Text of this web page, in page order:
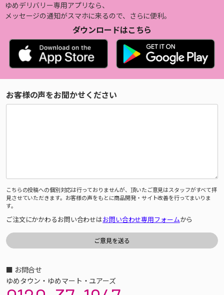
ゆめデリバリー専用アプリなら、
メッセージの通知がスマホに来るので、さらに便利。
ダウンロードはこちら
お客様の声をお聞かせください
こちらの投稿への個別対応は行っておりませんが、頂いたご意見はスタッフがすべて拝
見させていただきます。お客様の声をもとに商品開発・サイト改善を行ってまいりま
す。
ご注文にかかわるお問い合わせはお問い合わせ専用フォームから
■ お問合せ
ゆめタウン・ゆめマート・ユアーズ